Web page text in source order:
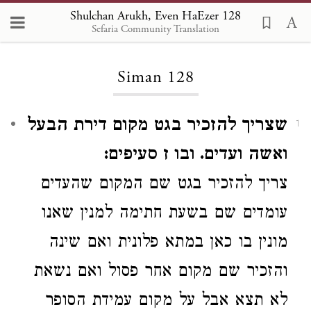
Shulchan Arukh, Even HaEzer 128
Sefaria Community Translation
Loading...
Siman 128
1
שצריך להזכיר בגט מקום דירת הבעל
ואשה ועדים. ובו ז סעיפים:
צריך להזכיר בגט שם המקום שהעדים
עומדים שם בשעת חתימה למנין שאנו
מונין בו כאן במתא פלונית ואם שינה
והזכיר שם מקום אחר פסול ואם נשאת
לא תצא אבל על מקום עמידת הסופר